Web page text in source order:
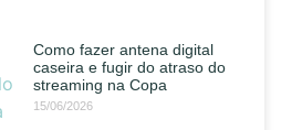
Como fazer antena digital
caseira e fugir do atraso do
streaming na Copa
15/06/2026